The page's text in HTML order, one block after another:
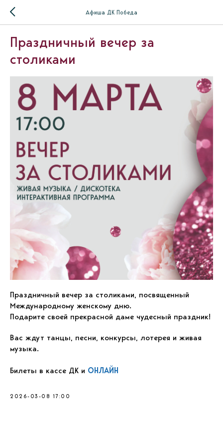
Афиша ДК Победа
Праздничный вечер за
столиками
Праздничный вечер за столиками, посвященный
Международному женскому дню.
Подарите своей прекрасной даме чудесный праздник!
Вас ждут танцы, песни, конкурсы, лотерея и живая
музыка.
Билеты в кассе ДК и ОНЛАЙН
2026-03-08 17:00